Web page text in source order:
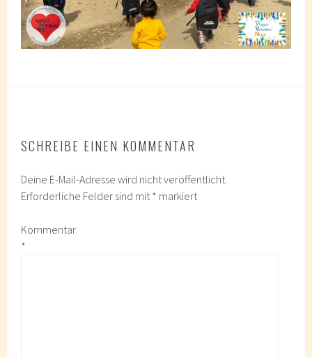
SCHREIBE EINEN KOMMENTAR
Deine E-Mail-Adresse wird nicht veröffentlicht.
Erforderliche Felder sind mit * markiert
Kommentar
*